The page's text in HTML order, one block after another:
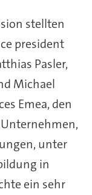
stellten
president
Pasler,
Michael
Emea, den
unter
in
ein sehr